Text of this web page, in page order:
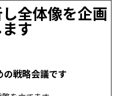
全体像を企画
す
の戦略会議です